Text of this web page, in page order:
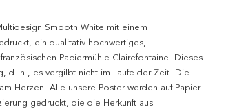
Smooth White mit einem
ein qualitativ hochwertiges,
Papiermühle Clairefontaine. Dieses
d. h., es vergilbt nicht im Laufe der Zeit. Die
Herzen. Alle unsere Poster werden auf Papier
gedruckt, die die Herkunft aus